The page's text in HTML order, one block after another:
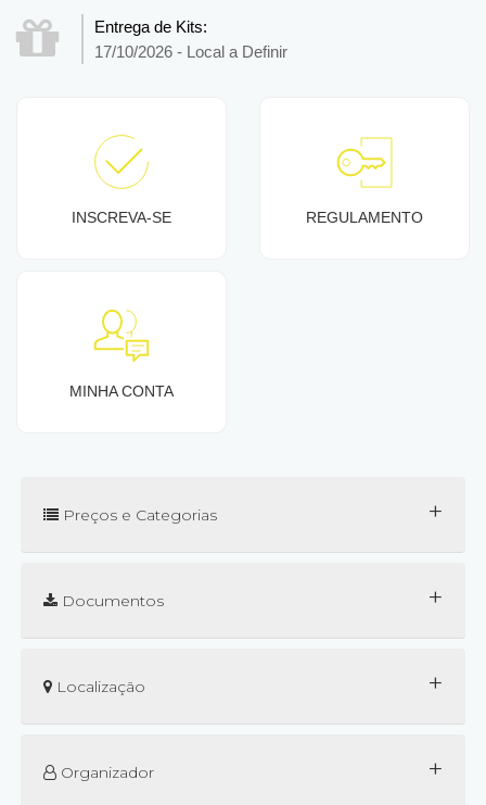
Entrega de Kits:
17/10/2026 - Local a Definir
INSCREVA-SE REGULAMENTO
MINHA CONTA
Preços e Categorias +
Documentos +
Localização +
Organizador +